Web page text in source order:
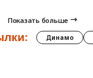
Показать больше
Динамо